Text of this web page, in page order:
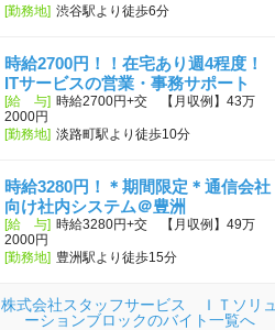
[勤務地] 渋谷駅より徒歩6分
時給2700円！！在宅あり週4程度！
ITサービスの営業・事務サポート
[給 与] 時給2700円+交 【月収例】43万
2000円
[勤務地] 淡路町駅より徒歩10分
時給3280円！＊期間限定＊通信会社
向け社内システム＠豊洲
[給 与] 時給3280円+交 【月収例】49万
2000円
[勤務地] 豊洲駅より徒歩15分
株式会社スタッフサービス ＩＴソリュ
ーションブロックのバイト一覧へ